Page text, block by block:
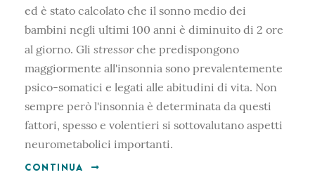
ed è stato calcolato che il sonno medio dei
bambini negli ultimi 100 anni è diminuito di 2 ore
al giorno. Gli stressor che predispongono
maggiormente all'insonnia sono prevalentemente
psico-somatici e legati alle abitudini di vita. Non
sempre però l'insonnia è determinata da questi
fattori, spesso e volentieri si sottovalutano aspetti
neurometabolici importanti.
CONTINUA